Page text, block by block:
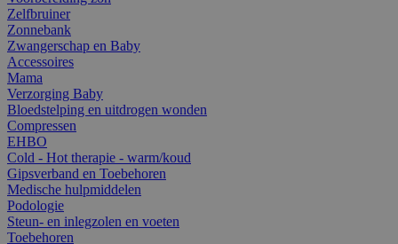
Zelfbruiner
Zonnebank
Zwangerschap en Baby
Accessoires
Mama
Verzorging Baby
Bloedstelping en uitdrogen wonden
Compressen
EHBO
Cold - Hot therapie - warm/koud
Gipsverband en Toebehoren
Medische hulpmiddelen
Podologie
Steun- en inlegzolen en voeten
Toebehoren